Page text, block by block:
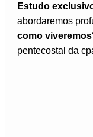
Estudo
abordaremos
como
pentecostal da